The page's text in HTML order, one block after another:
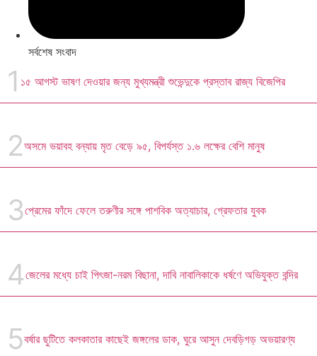
সর্বশেষ সংবাদ
১৫ আগস্ট ভাষণ দেওয়ার জন্য মুখ্যমন্ত্রী শুভেন্দুকে প্রস্তাব রাজ্য বিজেপির
অসমে ভয়াবহ বন্যায় মৃত বেড়ে ৯৫, বিপর্যস্ত ১.৬ লক্ষের বেশি মানুষ
প্রেমের ফাঁদে ফেলে তরুণীর সঙ্গে পাশবিক অত্যাচার, গ্রেফতার যুবক
জেলের মধ্যে চাই পিৎজা-নরম বিছানা, দাবি নাবালিকাকে ধর্ষণে অভিযুক্ত বন্দির
বর্ষার ছুটিতে কলকাতার কাছেই জঙ্গলের ডাক, ঘুরে আসুন দেবড়িগড় অভয়ারণ্য